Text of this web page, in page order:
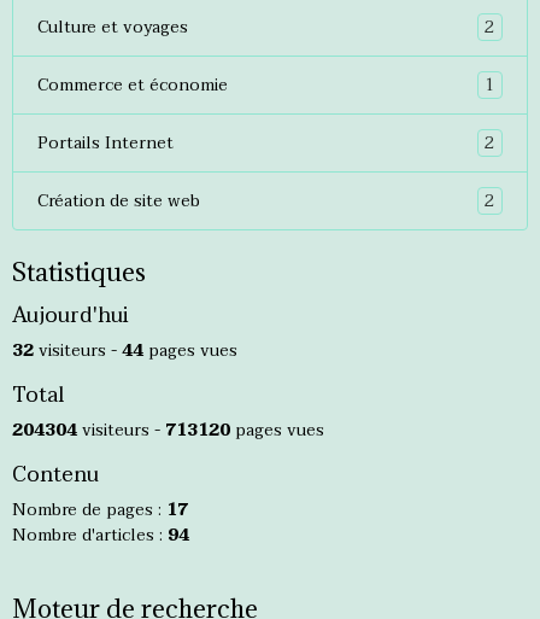
Culture et voyages 2
Commerce et économie 1
Portails Internet 2
Création de site web 2
Statistiques
Aujourd'hui
32visiteurs -44 pages vues
Total
204304visiteurs - 713120 pages vues
Contenu
Nombre de pages : 17
Nombre d'articles : 94
Moteur de recherche